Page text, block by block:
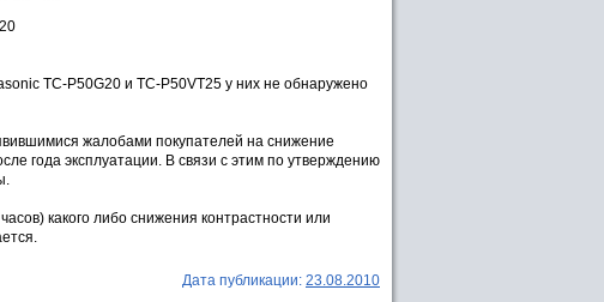
TC-P50G20 и TC-P50VT25 у них не обнаружено
жалобами покупателей на снижение
года эксплуатации. В связи с этим по утверждению
какого либо снижения контрастности или
Дата публикации: 23.08.2010